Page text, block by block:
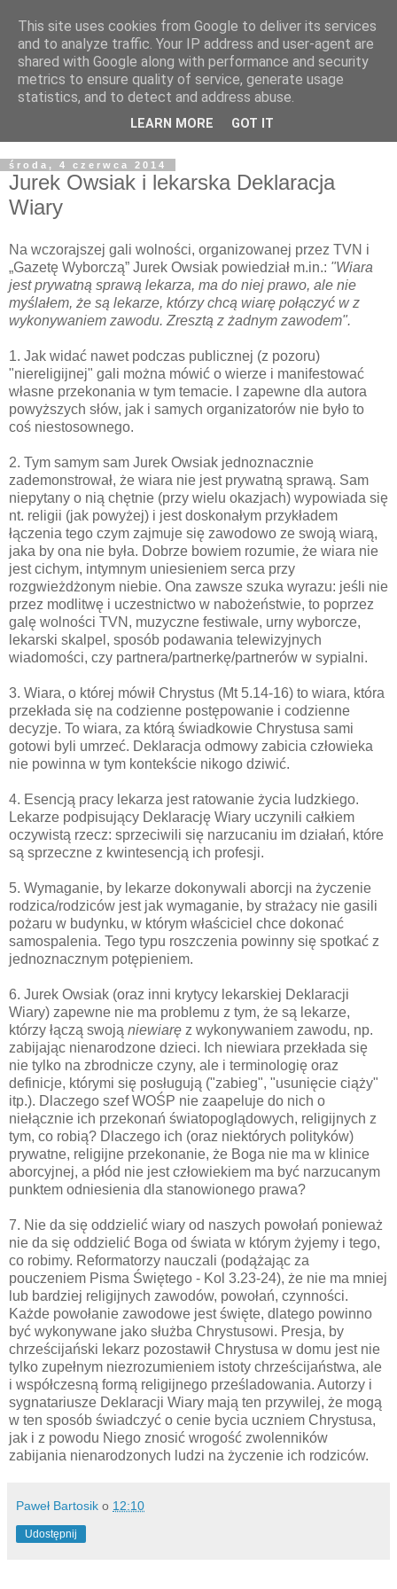
Żyjąc wiarą w REALNYM
świecie
Blog pastora Pawła Bartosika
środa, 4 czerwca 2014
Jurek Owsiak i lekarska Deklaracja
Wiary
Na wczorajszej gali wolności, organizowanej przez TVN i
„Gazetę Wyborczą” Jurek Owsiak powiedział m.in.: "Wiara
jest prywatną sprawą lekarza, ma do niej prawo, ale nie
myślałem, że są lekarze, którzy chcą wiarę połączyć w z
wykonywaniem zawodu. Zresztą z żadnym zawodem".
1. Jak widać nawet podczas publicznej (z pozoru)
"niereligijnej" gali można mówić o wierze i manifestować
własne przekonania w tym temacie. I zapewne dla autora
powyższych słów, jak i samych organizatorów nie było to
coś niestosownego.
2. Tym samym sam Jurek Owsiak jednoznacznie
zademonstrował, że wiara nie jest prywatną sprawą. Sam
niepytany o nią chętnie (przy wielu okazjach) wypowiada się
nt. religii (jak powyżej) i jest doskonałym przykładem
łączenia tego czym zajmuje się zawodowo ze swoją wiarą,
jaka by ona nie była. Dobrze bowiem rozumie, że wiara nie
jest cichym, intymnym uniesieniem serca przy
rozgwieżdżonym niebie. Ona zawsze szuka wyrazu: jeśli nie
przez modlitwę i uczestnictwo w nabożeństwie, to poprzez
galę wolności TVN, muzyczne festiwale, urny wyborcze,
lekarski skalpel, sposób podawania telewizyjnych
wiadomości, czy partnera/partnerkę/partnerów w sypialni.
3. Wiara, o której mówił Chrystus (Mt 5.14-16) to wiara, która
przekłada się na codzienne postępowanie i codzienne
decyzje. To wiara, za którą świadkowie Chrystusa sami
gotowi byli umrzeć. Deklaracja odmowy zabicia człowieka
nie powinna w tym kontekście nikogo dziwić.
4. Esencją pracy lekarza jest ratowanie życia ludzkiego.
Lekarze podpisujący Deklarację Wiary uczynili całkiem
oczywistą rzecz: sprzeciwili się narzucaniu im działań, które
są sprzeczne z kwintesencją ich profesji.
5. Wymaganie, by lekarze dokonywali aborcji na życzenie
rodzica/rodziców jest jak wymaganie, by strażacy nie gasili
pożaru w budynku, w którym właściciel chce dokonać
samospalenia. Tego typu roszczenia powinny się spotkać z
jednoznacznym potępieniem.
6. Jurek Owsiak (oraz inni krytycy lekarskiej Deklaracji
Wiary) zapewne nie ma problemu z tym, że są lekarze,
którzy łączą swoją niewiarę z wykonywaniem zawodu, np.
zabijając nienarodzone dzieci. Ich niewiara przekłada się
nie tylko na zbrodnicze czyny, ale i terminologię oraz
definicje, którymi się posługują ("zabieg", "usunięcie ciąży"
itp.). Dlaczego szef WOŚP nie zaapeluje do nich o
niełącznie ich przekonań światopoglądowych, religijnych z
tym, co robią? Dlaczego ich (oraz niektórych polityków)
prywatne, religijne przekonanie, że Boga nie ma w klinice
aborcyjnej, a płód nie jest człowiekiem ma być narzucanym
punktem odniesienia dla stanowionego prawa?
7. Nie da się oddzielić wiary od naszych powołań ponieważ
nie da się oddzielić Boga od świata w którym żyjemy i tego,
co robimy. Reformatorzy nauczali (podążając za
pouczeniem Pisma Świętego - Kol 3.23-24), że nie ma mniej
lub bardziej religijnych zawodów, powołań, czynności.
Każde powołanie zawodowe jest święte, dlatego powinno
być wykonywane jako służba Chrystusowi. Presja, by
chrześcijański lekarz pozostawił Chrystusa w domu jest nie
tylko zupełnym niezrozumieniem istoty chrześcijaństwa, ale
i współczesną formą religijnego prześladowania. Autorzy i
sygnatariusze Deklaracji Wiary mają ten przywilej, że mogą
w ten sposób świadczyć o cenie bycia uczniem Chrystusa,
jak i z powodu Niego znosić wrogość zwolenników
zabijania nienarodzonych ludzi na życzenie ich rodziców.
Paweł Bartosik o 12:10
Udostępnij
This site uses cookies from Google to deliver its services
and to analyze traffic. Your IP address and user-agent are
shared with Google along with performance and security
metrics to ensure quality of service, generate usage
statistics, and to detect and address abuse.
LEARN MORE GOT IT